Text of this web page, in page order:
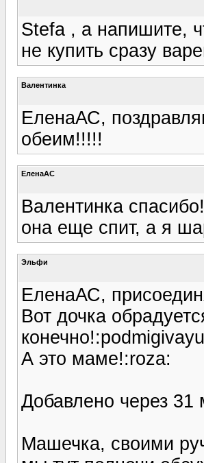
Stefa , а напишите,
не купить сразу
Валентинка
ЕленаАС,
обеим!!!!!
ЕленаАС
Валентинка
она еще спит, а я
Эльфи
ЕленаАС,
Вот дочка
А это маме!:roza:
Добавлено через 31
Машечка, своими